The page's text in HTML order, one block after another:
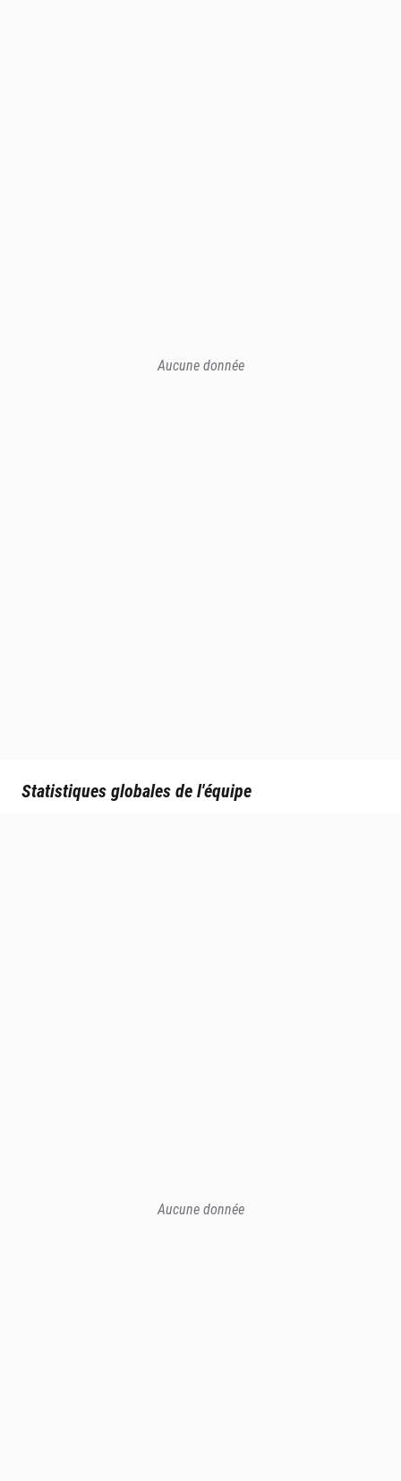
Aucune donnée
Statistiques globales de l'équipe
Aucune donnée